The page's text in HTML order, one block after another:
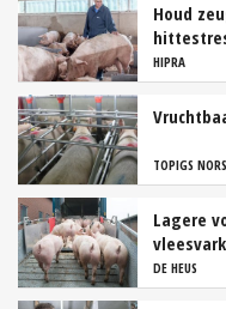
Houd
HIPRA
TOPIGS
Lagere
DE HEUS